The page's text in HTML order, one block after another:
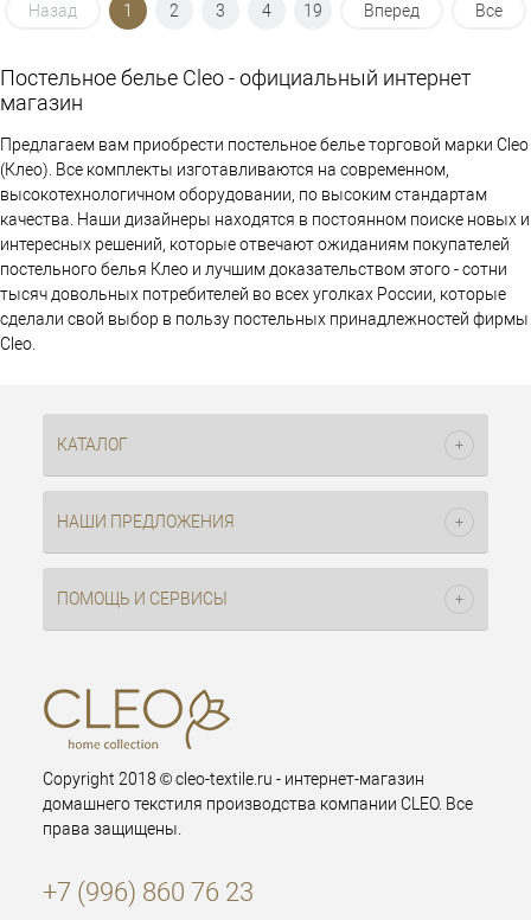
Назад 1 2 3 4 19 Вперед Все
Постельное белье Cleo - официальный интернет
магазин
Предлагаем вам приобрести постельное белье торговой марки Cleo
(Клео). Все комплекты изготавливаются на современном,
высокотехнологичном оборудовании, по высоким стандартам
качества. Наши дизайнеры находятся в постоянном поиске новых и
интересных решений, которые отвечают ожиданиям покупателей
постельного белья Клео и лучшим доказательством этого - сотни
тысяч довольных потребителей во всех уголках России, которые
сделали свой выбор в пользу постельных принадлежностей фирмы
Cleo.
КАТАЛОГ
НАШИ ПРЕДЛОЖЕНИЯ
ПОМОЩЬ И СЕРВИСЫ
Copyright 2018 © cleo-textile.ru - интернет-магазин
домашнего текстиля производства компании CLEO. Все
права защищены.
+7 (996) 860 76 23